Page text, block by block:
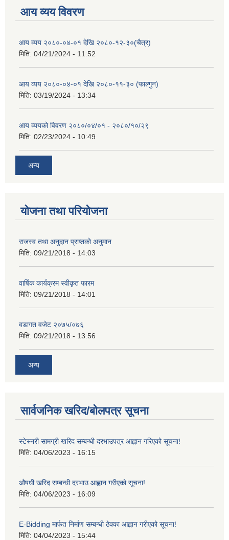
आय व्यय विवरण
आय व्यय २०८०-०४-०१ देखि २०८०-१२-३०(चैत्र)
मिति: 04/21/2024 - 11:52
आय व्यय २०८०-०४-०१ देखि २०८०-११-३० (फाल्गुन)
मिति: 03/19/2024 - 13:34
आय व्ययको विवरण २०८०/०४/०१ - २०८०/१०/२९
मिति: 02/23/2024 - 10:49
अन्य
योजना तथा परियोजना
राजस्व तथा अनुदान प्राप्तको अनुमान
मिति: 09/21/2018 - 14:03
वार्षिक कार्यक्रम स्वीकृत फारम
मिति: 09/21/2018 - 14:01
वडागत वजेट २०७५/०७६
मिति: 09/21/2018 - 13:56
अन्य
सार्वजनिक खरिद/बोलपत्र सूचना
स्टेस्नरी सामग्री खरिद सम्बन्धी दरभाउपत्र आह्वान गरिएको सूचना!
मिति: 04/06/2023 - 16:15
औषधी खरिद सम्बन्धी दरभाउ आह्वान गरीएको सूचना!
मिति: 04/06/2023 - 16:09
E-Bidding मार्फत निर्माण सम्बन्धी ठेक्का आह्वान गरीएको सूचना!
मिति: 04/04/2023 - 15:44